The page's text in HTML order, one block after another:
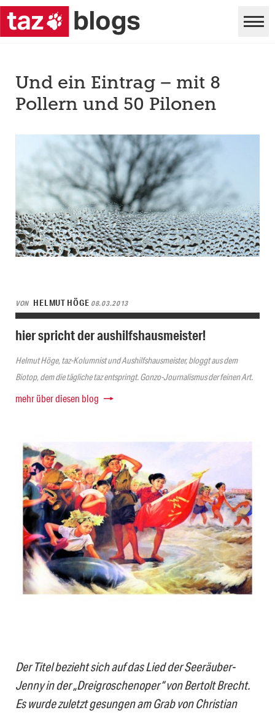
Und ein Eintrag – mit 8
Pollern und 50 Pilonen
VON HELMUT HÖGE 08.03.2013
hier spricht der aushilfshausmeister!
Helmut Höge, taz-Kolumnist und Aushilfshausmeister, bloggt aus dem
Biotop, dem die tägliche taz entspringt. Gonzo-Journalismus der feinen Art.
mehr über diesen blog
Der Titel bezieht sich auf das Lied der Seeräuber-
Jenny in der „Dreigroschenoper“ von Bertolt Brecht.
Es wurde zuletzt gesungen am Grab von Christian